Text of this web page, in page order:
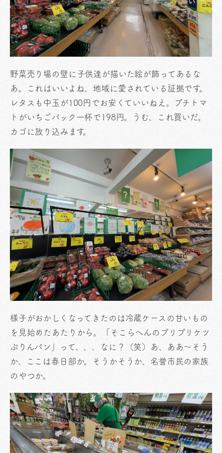
野菜売り場の壁に子供達が描いた絵が飾ってあるな
あ。これはいいよね、地域に愛されている証拠です。
レタスも中玉が100円でお安くていいねえ。プチトマ
トがいちごパック一杯で198円。うむ、これ買いだ。
カゴに放り込みます。
様子がおかしくなってきたのは冷蔵ケースの甘いもの
を見始めたあたりから。「そこらへんのプリプリケツ
ぷりんパン」って、、、なに？（笑）あ、ああ〜そう
か、ここは春日部か。そうかそうか、名誉市民の家族
のやつか。